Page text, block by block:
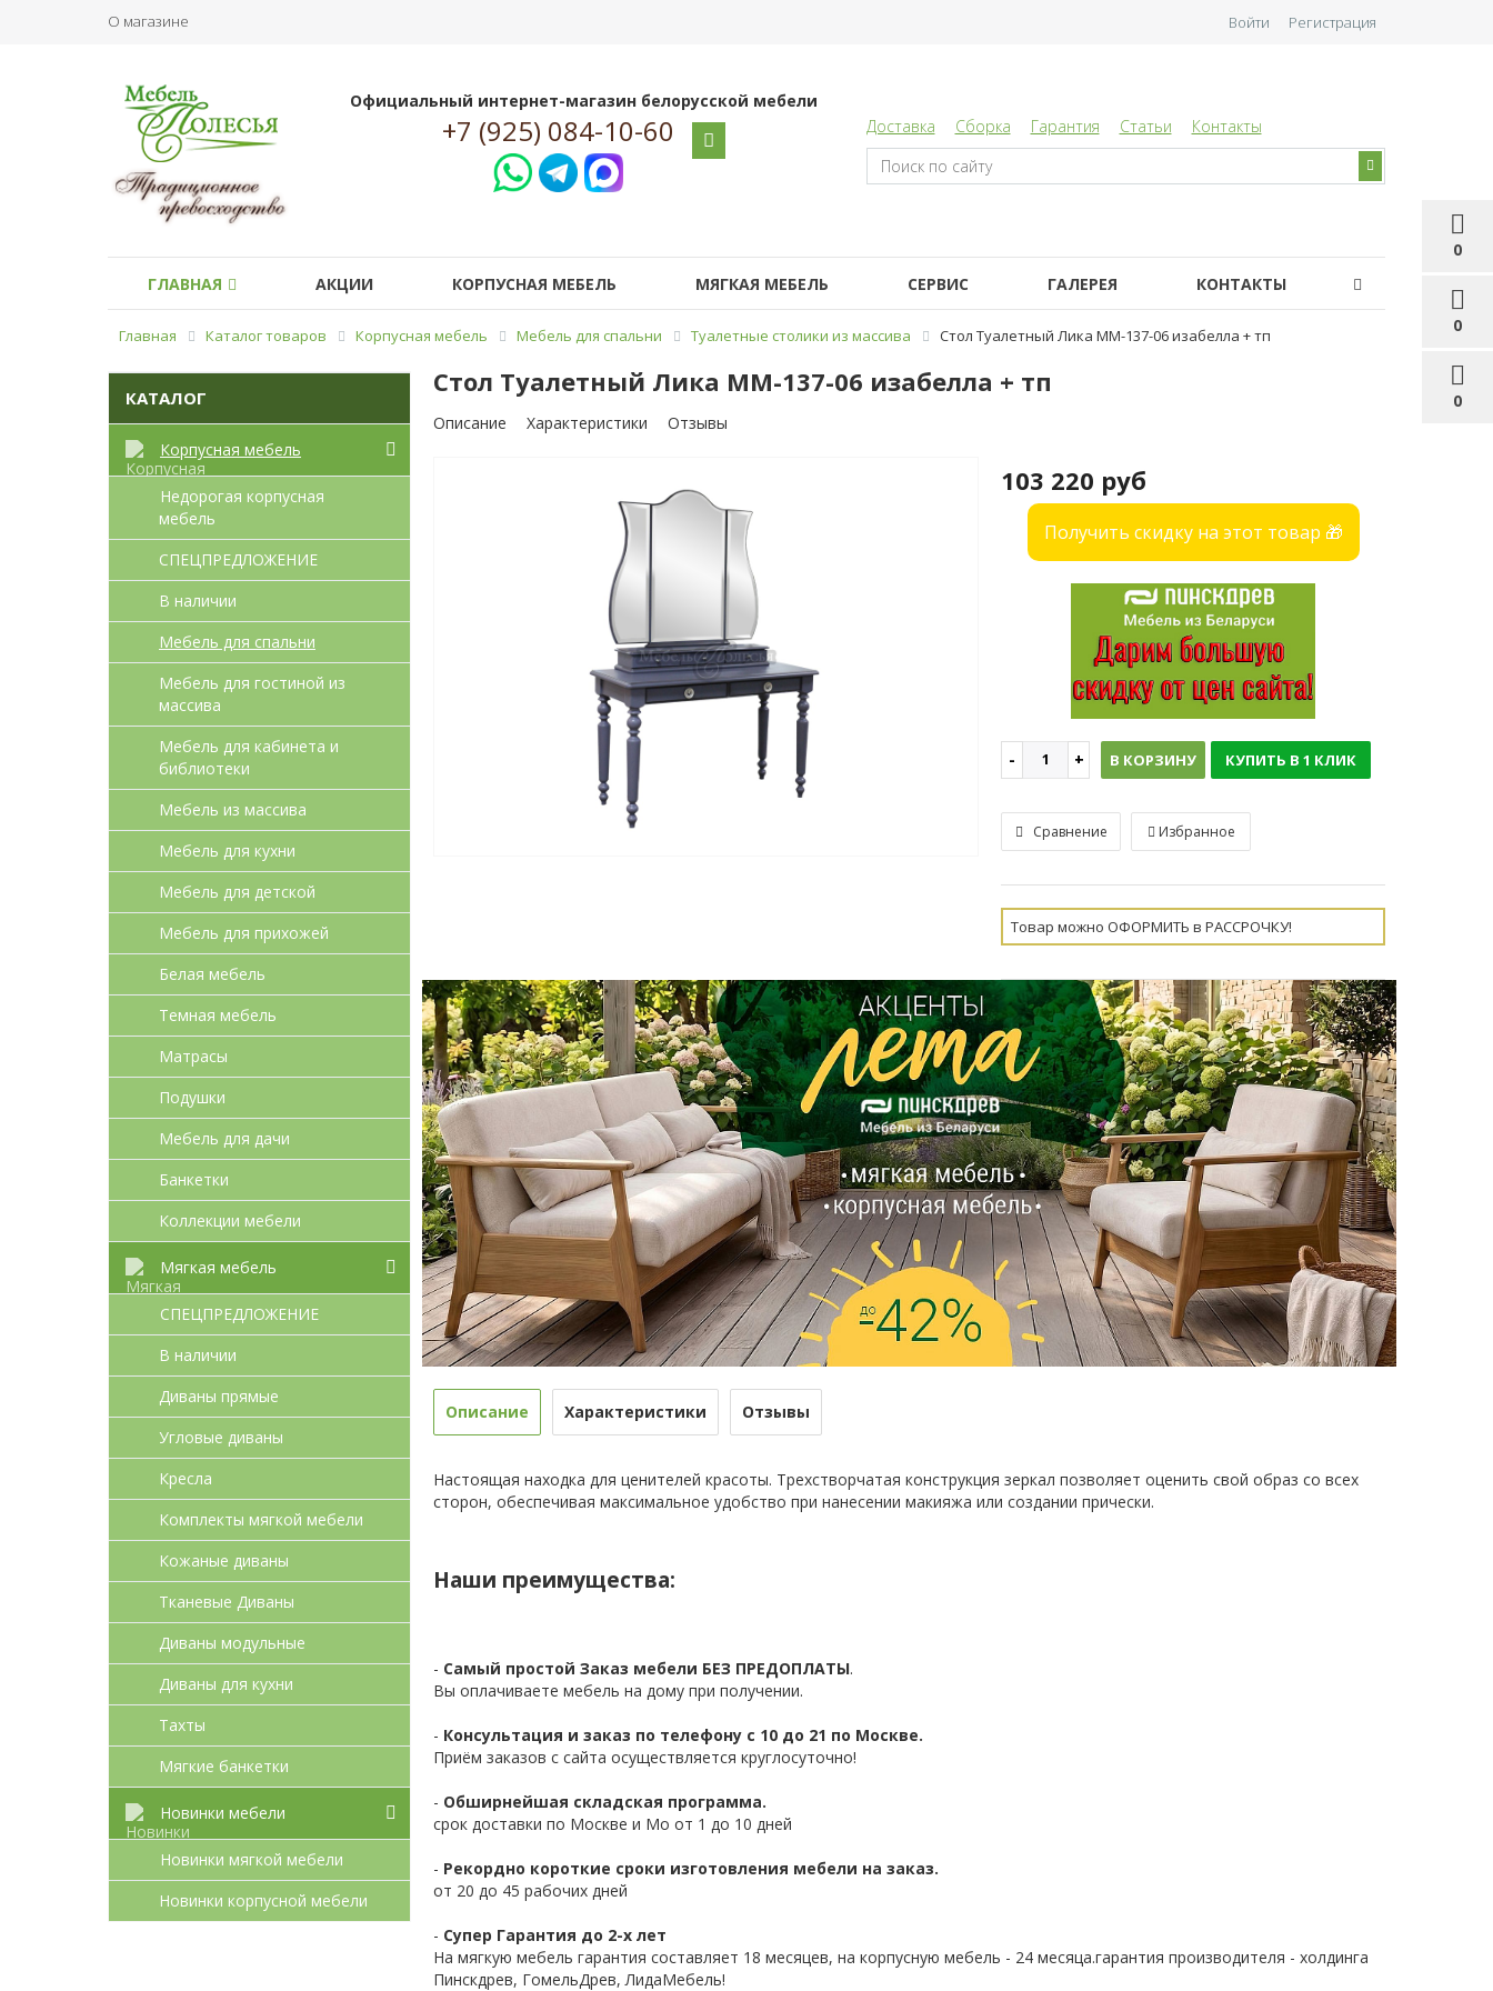
О магазине
0
0
0
Войти Регистрация
Официальный интернет-магазин белорусской мебели
+7 (925) 084-10-60 Доставка Сборка Гарантия Статьи Контакты
ГЛАВНАЯ АКЦИИ КОРПУСНАЯ МЕБЕЛЬ МЯГКАЯ МЕБЕЛЬ СЕРВИС ГАЛЕРЕЯ КОНТАКТЫ
Главная Каталог товаров Корпусная мебель Мебель для спальни Туалетные столики из массива Стол Туалетный Лика ММ-137-06 изабелла + тп
КАТАЛОГ
Корпусная мебель
Недорогая корпусная
мебель
СПЕЦПРЕДЛОЖЕНИЕ
В наличии
Мебель для спальни
Мебель для гостиной из
массива
Мебель для кабинета и
библиотеки
Мебель из массива
Мебель для кухни
Мебель для детcкой
Мебель для прихожей
Белая мебель
Темная мебель
Матрасы
Подушки
Мебель для дачи
Банкетки
Коллекции мебели
Мягкая мебель
СПЕЦПРЕДЛОЖЕНИЕ
В наличии
Диваны прямые
Угловые диваны
Кресла
Комплекты мягкой мебели
Кожаные диваны
Тканевые Диваны
Диваны модульные
Диваны для кухни
Тахты
Мягкие банкетки
Новинки мебели
Новинки мягкой мебели
Новинки корпусной мебели
Стол Туалетный Лика ММ-137-06 изабелла + тп
Описание Характеристики Отзывы
103 220 руб
Получить скидку на этот товар 🎁
В КОРЗИНУ КУПИТЬ В 1 КЛИК
Сравнение Избранное
Товар можно ОФОРМИТЬ в РАССРОЧКУ!
Описание Характеристики Отзывы
Настоящая находка для ценителей красоты. Трехстворчатая конструкция зеркал позволяет оценить свой образ со всех
сторон, обеспечивая максимальное удобство при нанесении макияжа или создании прически.
Наши преимущества:
- Самый простой Заказ мебели БЕЗ ПРЕДОПЛАТЫ.
Вы оплачиваете мебель на дому при получении.
- Консультация и заказ по телефону с 10 до 21 по Москве.
Приём заказов с сайта осуществляется круглосуточно!
- Обширнейшая складская программа.
срок доставки по Москве и Мо от 1 до 10 дней
- Рекордно короткие сроки изготовления мебели на заказ.
от 20 до 45 рабочих дней
- Супер Гарантия до 2-х лет
На мягкую мебель гарантия составляет 18 месяцев, на корпусную мебель - 24 месяца.гарантия производителя - холдинга
Пинскдрев, ГомельДрев, ЛидаМебель!